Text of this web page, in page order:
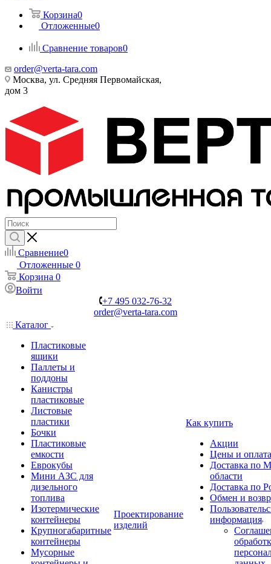
Корзина0
Отложенные0
Сравнение товаров0
order@verta-tara.com
Москва, ул. Средняя Первомайская,
дом 3
Сравнение0
Отложенные 0
Корзина 0
Войти
+7 495 032-76-32
order@verta-tara.com
Каталог
Пластиковые
ящики
Паллеты и
поддоны
Канистры
пластиковые
Листовые
пластики
Бочки
Пластиковые
емкости
Еврокубы
Мини АЗС для
дизельного
топлива
Изотермические
контейнеры
Крупногабаритные
контейнеры
Мусорные
Проектирование
изделий
Как купить
Акции
Цены и оплата
Доставка по
области
Доставка по
Обмен и
информация